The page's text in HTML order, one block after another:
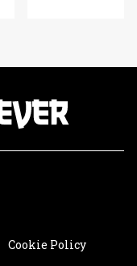
Cookie Policy